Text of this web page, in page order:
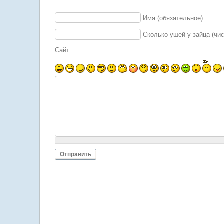
Имя (обязательное)
Сколько ушей у зайца
Сайт
Отправить